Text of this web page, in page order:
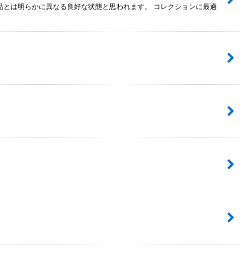
は明らかに異なる良好な状態と思われます。 コレクションに最適